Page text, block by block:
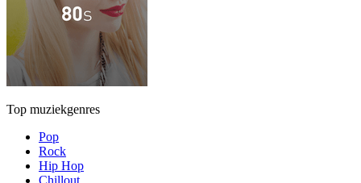
Top muziekgenres
Pop
Rock
Hip Hop